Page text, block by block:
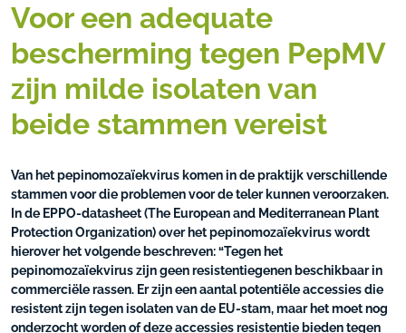
Voor een adequate
bescherming tegen PepMV
zijn milde isolaten van
beide stammen vereist
Van het pepinomozaïekvirus komen in de praktijk verschillende
stammen voor die problemen voor de teler kunnen veroorzaken.
In de EPPO-datasheet (The European and Mediterranean Plant
Protection Organization) over het pepinomozaïekvirus wordt
hierover het volgende beschreven: “Tegen het
pepinomozaïekvirus zijn geen resistentiegenen beschikbaar in
commerciële rassen. Er zijn een aantal potentiële accessies die
resistent zijn tegen isolaten van de EU-stam, maar het moet nog
onderzocht worden of deze accessies resistentie bieden tegen